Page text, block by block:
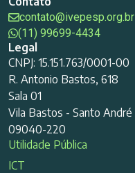
contato@ivepesp.org.br
(11) 99699-4434
Legal
CNPJ: 15.151.763/0001-00
R. Antonio Bastos, 618
Sala 01
Vila Bastos - Santo André
09040-220
Utilidade Pública
ICT